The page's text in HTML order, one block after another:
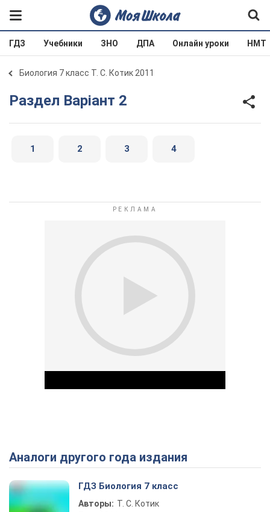
ГДЗ Учебники ЗНО ДПА Онлайн уроки НМТ
Биология 7 класс Т. С. Котик 2011
Раздел Варіант 2
1 2 3 4
Play Video
Аналоги другого года издания
ГДЗ Биология 7 класс
Авторы: Т. С. Котик